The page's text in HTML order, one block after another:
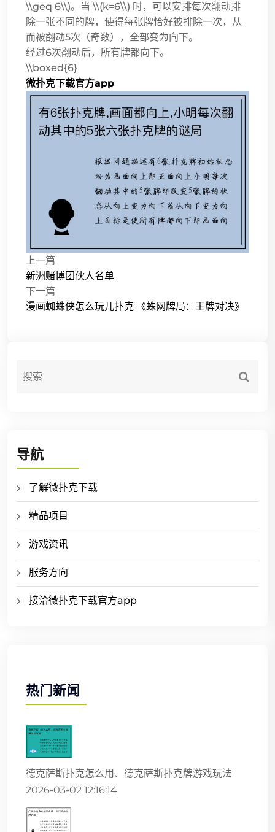
\\geq 6\\)。当 \\(k=6\\) 时，可以安排每次翻动排
除一张不同的牌，使得每张牌恰好被排除一次，从
而被翻动5次（奇数），全部变为向下。
经过6次翻动后，所有牌都向下。
\\boxed{6}
微扑克下载官方app
上一篇
新洲赌博团伙人名单
下一篇
漫画蜘蛛侠怎么玩儿扑克 《蛛网牌局：王牌对决》
导航
了解微扑克下载
精品项目
游戏资讯
服务方向
接洽微扑克下载官方app
热门新闻
德克萨斯扑克怎么用、德克萨斯扑克牌游戏玩法
2026-03-02 12:16:14